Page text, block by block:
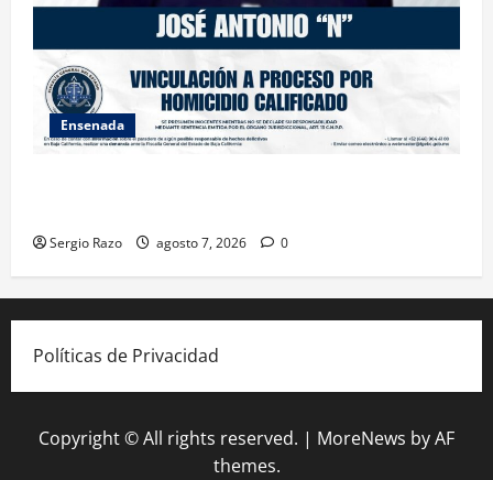
Ensenada
Sergio Razo agosto 7, 2026 0
Políticas de Privacidad
Copyright © All rights reserved. | MoreNews by AF
themes.